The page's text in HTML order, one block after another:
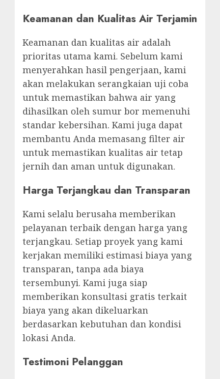
Keamanan dan Kualitas Air Terjamin
Keamanan dan kualitas air adalah
prioritas utama kami. Sebelum kami
menyerahkan hasil pengerjaan, kami
akan melakukan serangkaian uji coba
untuk memastikan bahwa air yang
dihasilkan oleh sumur bor memenuhi
standar kebersihan. Kami juga dapat
membantu Anda memasang filter air
untuk memastikan kualitas air tetap
jernih dan aman untuk digunakan.
Harga Terjangkau dan Transparan
Kami selalu berusaha memberikan
pelayanan terbaik dengan harga yang
terjangkau. Setiap proyek yang kami
kerjakan memiliki estimasi biaya yang
transparan, tanpa ada biaya
tersembunyi. Kami juga siap
memberikan konsultasi gratis terkait
biaya yang akan dikeluarkan
berdasarkan kebutuhan dan kondisi
lokasi Anda.
Testimoni Pelanggan